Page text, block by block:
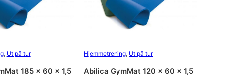
, Ut på tur
185 x 60 x 1,5
Hjemmetrening, Ut på tur
Abilica GymMat 120 x 60 x 1,5